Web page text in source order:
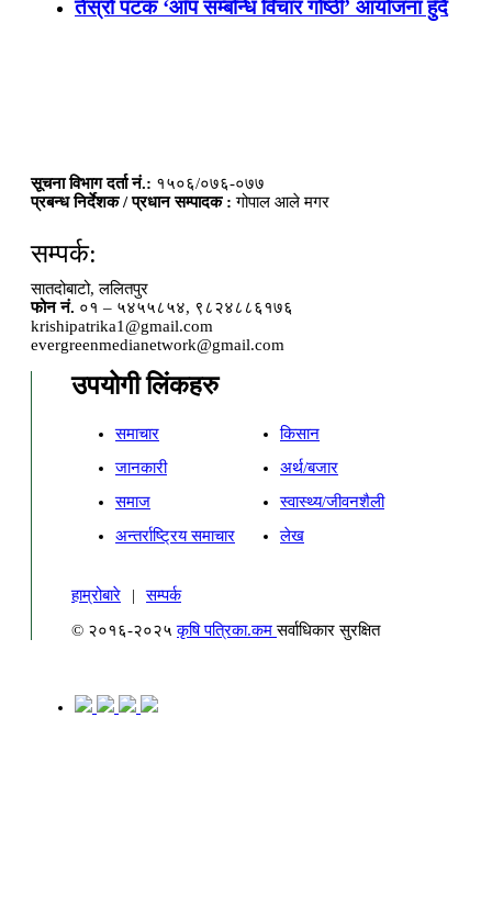
तेस्रो पटक ‘आँप सम्बन्धि विचार गोष्ठी’ आयोजना हुँदैं
सूचना विभाग दर्ता नं.: १५०६/०७६-०७७
प्रबन्ध निर्देशक / प्रधान सम्पादक : गोपाल आले मगर
सम्पर्क:
सातदोबाटो, ललितपुर
फोन नं. ०१ – ५४५५८५४, ९८२४८८६१७६
krishipatrika1@gmail.com
evergreenmedianetwork@gmail.com
उपयोगी लिंकहरु
समाचार
किसान
जानकारी
अर्थ/बजार
समाज
स्वास्थ्य/जीवनशैली
अन्तर्राष्ट्रिय समाचार
लेख
हाम्रोबारे |
सम्पर्क
© २०१६-२०२५कृषि पत्रिका.कमसर्वाधिकार सुरक्षित